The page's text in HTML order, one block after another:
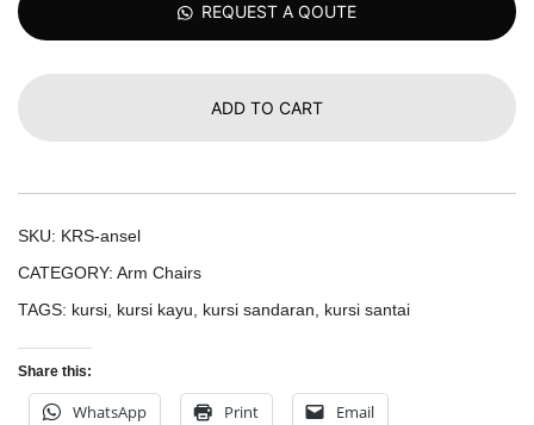
REQUEST A QOUTE
ADD TO CART
SKU: KRS-ansel
CATEGORY: Arm Chairs
TAGS: kursi, kursi kayu, kursi sandaran, kursi santai
Share this:
WhatsApp Print Email